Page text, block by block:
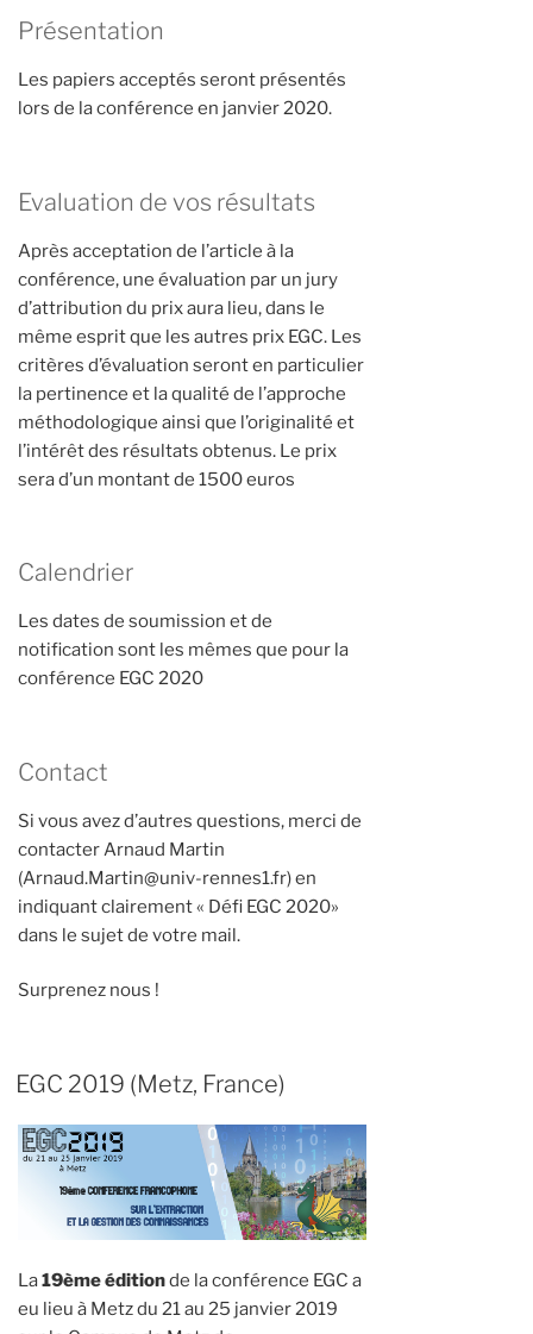
Présentation
Les papiers acceptés seront présentés
lors de la conférence en janvier 2020.
Evaluation de vos résultats
Après acceptation de l’article à la
conférence, une évaluation par un jury
d’attribution du prix aura lieu, dans le
même esprit que les autres prix EGC. Les
critères d’évaluation seront en particulier
la pertinence et la qualité de l’approche
méthodologique ainsi que l’originalité et
l’intérêt des résultats obtenus. Le prix
sera d’un montant de 1500 euros
Calendrier
Les dates de soumission et de
notification sont les mêmes que pour la
conférence EGC 2020
Contact
Si vous avez d’autres questions, merci de
contacter Arnaud Martin
(Arnaud.Martin@univ-rennes1.fr) en
indiquant clairement « Défi EGC 2020»
dans le sujet de votre mail.
Surprenez nous !
EGC 2019 (Metz, France)
La19ème éditionde la conférence EGC a
eu lieu à Metz du 21 au 25 janvier 2019